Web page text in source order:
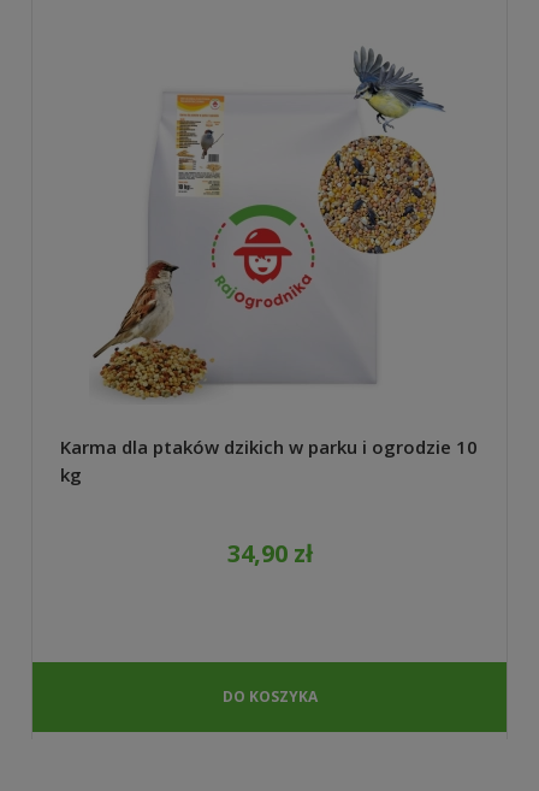
Karma dla ptaków dzikich w parku i ogrodzie 10
kg
34,90 zł
DO KOSZYKA